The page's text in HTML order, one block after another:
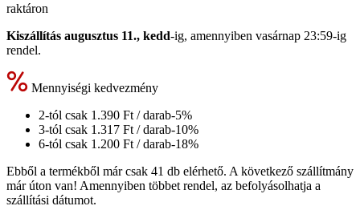
raktáron
Kiszállítás augusztus 11., kedd-ig, amennyiben vasárnap 23:59-ig
rendel.
Mennyiségi kedvezmény
2-tól csak 1.390 Ft / darab-5%
3-tól csak 1.317 Ft / darab-10%
6-tól csak 1.200 Ft / darab-18%
Ebből a termékből már csak 41 db elérhető. A következő szállítmány
már úton van! Amennyiben többet rendel, az befolyásolhatja a
szállítási dátumot.